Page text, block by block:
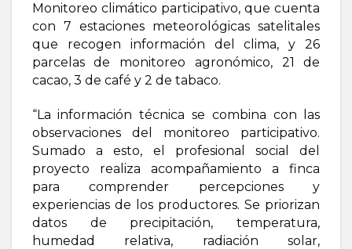
Monitoreo climático participativo, que cuenta
con 7 estaciones meteorológicas satelitales
que recogen información del clima, y 26
parcelas de monitoreo agronómico, 21 de
cacao, 3 de café y 2 de tabaco.
“La información técnica se combina con las
observaciones del monitoreo participativo.
Sumado a esto, el profesional social del
proyecto realiza acompañamiento a finca
para comprender percepciones y
experiencias de los productores. Se priorizan
datos de precipitación, temperatura,
humedad relativa, radiación solar,